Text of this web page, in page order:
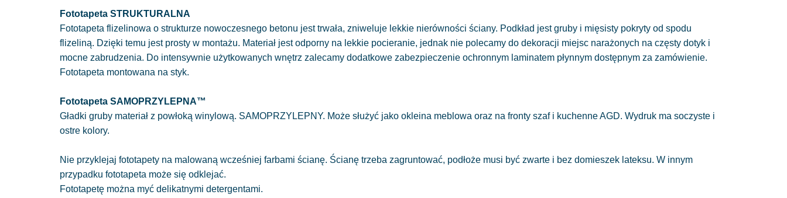
Fototapeta STRUKTURALNA
Fototapeta flizelinowa o strukturze nowoczesnego betonu jest trwała, zniweluje lekkie nierówności ściany. Podkład jest gruby i mięsisty pokryty od spodu
flizeliną. Dzięki temu jest prosty w montażu. Materiał jest odporny na lekkie pocieranie, jednak nie polecamy do dekoracji miejsc narażonych na częsty dotyk i
mocne zabrudzenia. Do intensywnie użytkowanych wnętrz zalecamy dodatkowe zabezpieczenie ochronnym laminatem płynnym dostępnym za zamówienie.
Fototapeta montowana na styk.
Fototapeta SAMOPRZYLEPNA™
Gładki gruby materiał z powłoką winylową. SAMOPRZYLEPNY. Może służyć jako okleina meblowa oraz na fronty szaf i kuchenne AGD. Wydruk ma soczyste i
ostre kolory.
Nie przyklejaj fototapety na malowaną wcześniej farbami ścianę. Ścianę trzeba zagruntować, podłoże musi być zwarte i bez domieszek lateksu. W innym
przypadku fototapeta może się odklejać.
Fototapetę można myć delikatnymi detergentami.